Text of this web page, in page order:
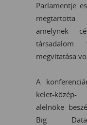
Parlamentje
megtartotta
amelynek
társadalom
megvitatása
A
kelet-
alelnöke
Big